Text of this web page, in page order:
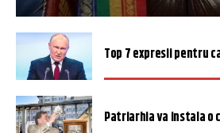
Top 7 expresii pentru
Patriarhia va instala o